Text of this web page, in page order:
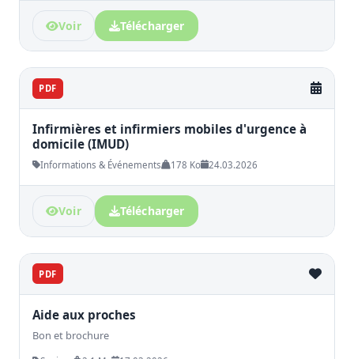
Voir Télécharger
PDF
Infirmières et infirmiers mobiles d'urgence à
domicile (IMUD)
Informations & Événements 178 Ko 24.03.2026
Voir Télécharger
PDF
Aide aux proches
Bon et brochure